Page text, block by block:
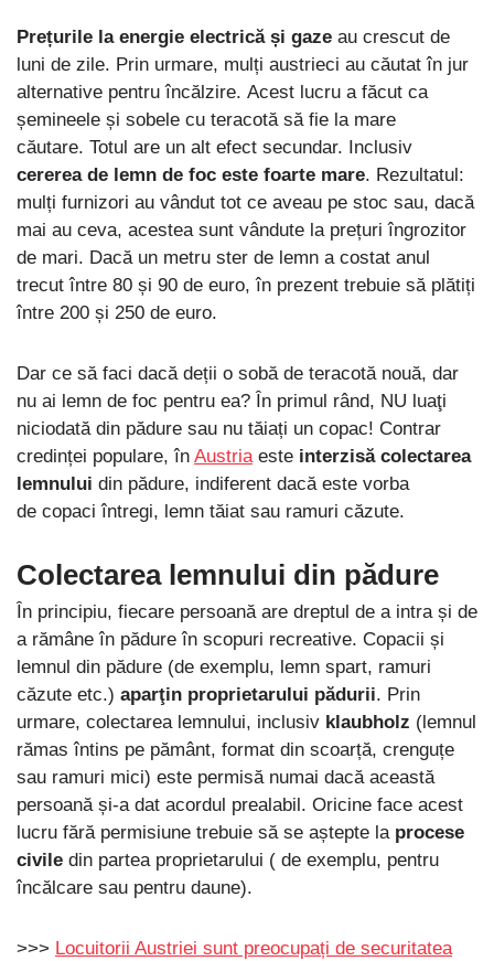
Prețurile la energie electrică și gaze au crescut de
luni de zile. Prin urmare, mulți austrieci au căutat în jur
alternative pentru încălzire. Acest lucru a făcut ca
șemineele și sobele cu teracotă să fie la mare
căutare. Totul are un alt efect secundar. Inclusiv
cererea de lemn de foc este foarte mare. Rezultatul:
mulți furnizori au vândut tot ce aveau pe stoc sau, dacă
mai au ceva, acestea sunt vândute la prețuri îngrozitor
de mari. Dacă un metru ster de lemn a costat anul
trecut între 80 și 90 de euro, în prezent trebuie să plătiți
între 200 și 250 de euro.
Dar ce să faci dacă deții o sobă de teracotă nouă, dar
nu ai lemn de foc pentru ea? În primul rând, NU luaţi
niciodată din pădure sau nu tăiați un copac! Contrar
credinței populare, în Austriaeste interzisă colectarea
lemnului din pădure, indiferent dacă este vorba
de copaci întregi, lemn tăiat sau ramuri căzute.
Colectarea lemnului din pădure
În principiu, fiecare persoană are dreptul de a intra și de
a rămâne în pădure în scopuri recreative. Copacii și
lemnul din pădure (de exemplu, lemn spart, ramuri
căzute etc.) aparţin proprietarului pădurii. Prin
urmare, colectarea lemnului, inclusiv klaubholz (lemnul
rămas întins pe pământ, format din scoarță, crenguțe
sau ramuri mici) este permisă numai dacă această
persoană și-a dat acordul prealabil. Oricine face acest
lucru fără permisiune trebuie să se aștepte la procese
civile din partea proprietarului ( de exemplu, pentru
încălcare sau pentru daune).
>>> Locuitorii Austriei sunt preocupați de securitatea